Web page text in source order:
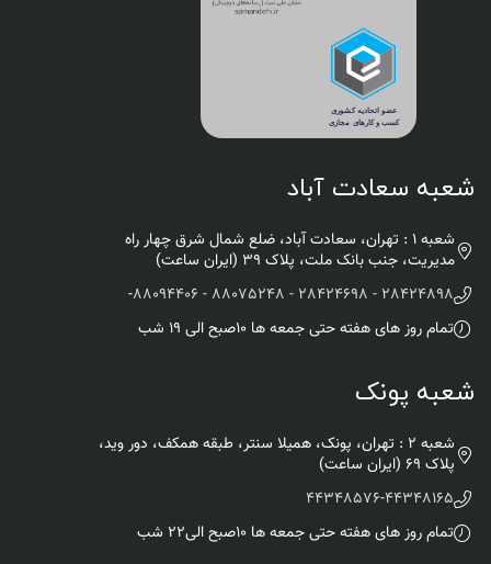
شعبه سعادت آباد
شعبه 1 : تهران، سعادت آباد، ضلع شمال شرق چهار راه
مدیریت، جنب بانک ملت، پلاک ۳۹ (ایران ساعت)
28424898 - 28424698 - 88075248 - 88094406
-
تمام روز های هفته حتی جمعه ها ۱۰صبح الی ۱۹ شب
شعبه پونک
شعبه 2 : تهران، پونک، همیلا سنتر، طبقه همکف، دور وید،
پلاک 69 (ایران ساعت)
44348165
-
44348576
تمام روز های هفته حتی جمعه ها ۱۰صبح الی۲۲ شب